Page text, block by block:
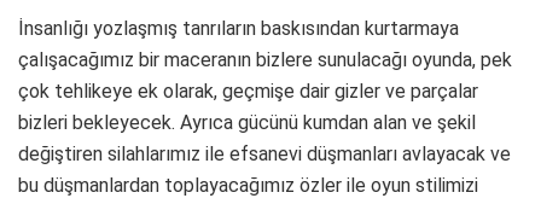
İnsanlığı yozlaşmış tanrıların baskısından kurtarmaya
çalışacağımız bir maceranın bizlere sunulacağı oyunda, pek
çok tehlikeye ek olarak, geçmişe dair gizler ve parçalar
bizleri bekleyecek. Ayrıca gücünü kumdan alan ve şekil
değiştiren silahlarımız ile efsanevi düşmanları avlayacak ve
bu düşmanlardan toplayacağımız özler ile oyun stilimizi